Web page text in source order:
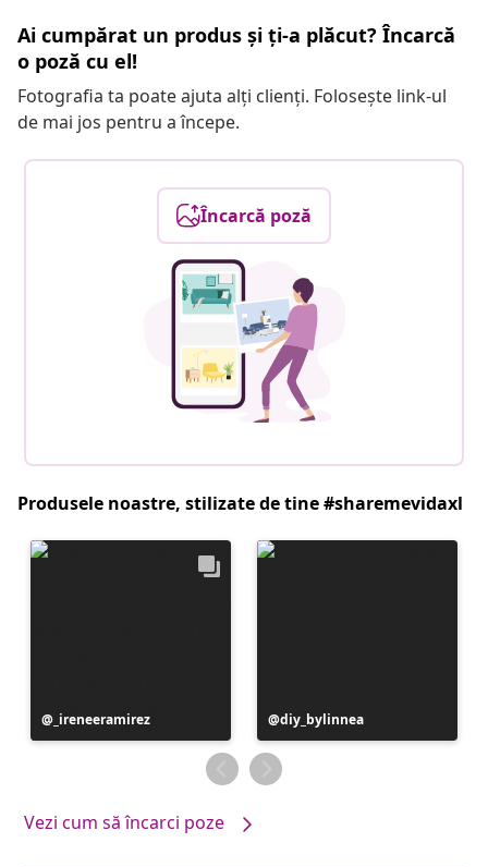
Ai cumpărat un produs și ți-a plăcut? Încarcă
o poză cu el!
Fotografia ta poate ajuta alți clienți. Folosește link-ul
de mai jos pentru a începe.
Încarcă poză
Produsele noastre, stilizate de tine #sharemevidaxl
Postare
publicată
_ireneeramirez
Postare
publicată
de
diy_bylinnea
Vezi cum să încarci poze